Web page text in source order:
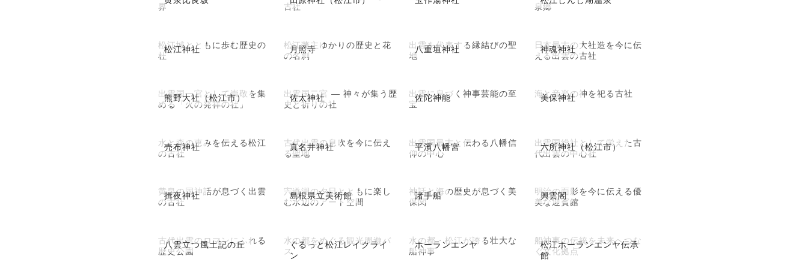
界
古社
泉郷
松江神社
松江城とともに歩む歴史の
杜
月照寺
松江藩主ゆかりの歴史と花
の名刹
八重垣神社
出雲を代表する縁結びの聖
地
神魂神社
日本最古の大社造を今に伝
える出雲の古社
熊野大社（松江市）
出雲国一宮として崇敬を集
める「火の発祥の社」
佐太神社
出雲国二宮 ― 神々が集う歴
史と祈りの社
佐陀神能
出雲に息づく神事芸能の至
宝
美保神社
海と音楽の神を祀る古社
売布神社
水と森の恵みを伝える松江
の古社
真名井神社
古代出雲の息吹を今に伝え
る聖地
平濱八幡宮
出雲国最古と伝わる八幡信
仰の中心
六所神社（松江市）
出雲国総社として栄えた古
代出雲の中心社
揖夜神社
黄泉の国神話が息づく出雲
の古社
島根県立美術館
宍道湖の夕日とともに楽し
む水辺のアート空間
諸手船
神話と海の歴史が息づく美
保関
興雲閣
明治の面影を今に伝える優
美な迎賓館
八雲立つ風土記の丘
古代出雲のロマンにふれる
歴史公園
ぐるっと松江レイクライ
ン
水の都をめぐる観光周遊バ
ス
ホーランエンヤ
水の都・松江が誇る壮大な
船神事
松江ホーランエンヤ伝承
館
船神事の伝統を未来へつな
ぐ文化拠点